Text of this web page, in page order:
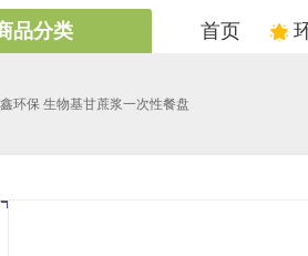
品分类 首页
环保 生物基甘蔗浆一次性餐盘